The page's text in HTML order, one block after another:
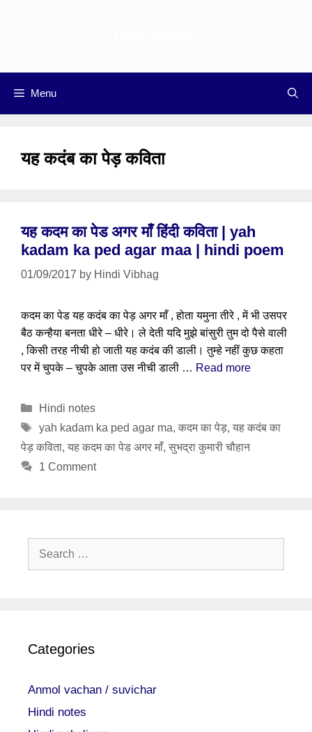
Menu
यह कदंब का पेड़ कविता
यह कदम का पेड अगर माँ हिंदी कविता | yah
kadam ka ped agar maa | hindi poem
01/09/2017 by Hindi Vibhag
कदम का पेड यह कदंब का पेड़ अगर माँ , होता यमुना तीरे , में भी उसपर
बैठ कन्हैया बनता धीरे – धीरे। ले देती यदि मुझे बांसुरी तुम दो पैसे वाली
, किसी तरह नीची हो जाती यह कदंब की डाली। तुम्हे नहीं कुछ कहता
पर में चुपके – चुपके आता उस नीची डाली … Read more
Categories
Hindi notes
Tags
yah kadam ka ped agar ma, कदम का पेड़, यह कदंब का
पेड़ कविता, यह कदम का पेड अगर माँ, सुभद्रा कुमारी चौहान
1 Comment
Search
Categories
Anmol vachan / suvichar
Hindi notes